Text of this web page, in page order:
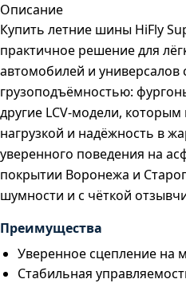
Описание
Купить летние шины HiFly
практичное решение для
автомобилей и
грузоподъёмностью:
другие LCV-модели,
нагрузкой и надёжность в
уверенного поведения на
покрытии Воронежа и
шумности и с чёткой
Преимущества
Уверенное сцепление на
Стабильная